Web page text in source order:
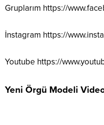
Gruplarım https://
İnstagram https://
Youtube https://
Yeni Örgü Modeli